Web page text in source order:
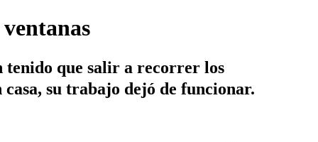
tenido que salir a recorrer los
su trabajo dejó de funcionar.